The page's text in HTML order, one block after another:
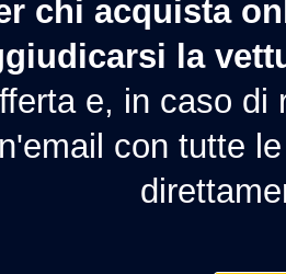
chi acquista
la
e, in caso di
con tutte